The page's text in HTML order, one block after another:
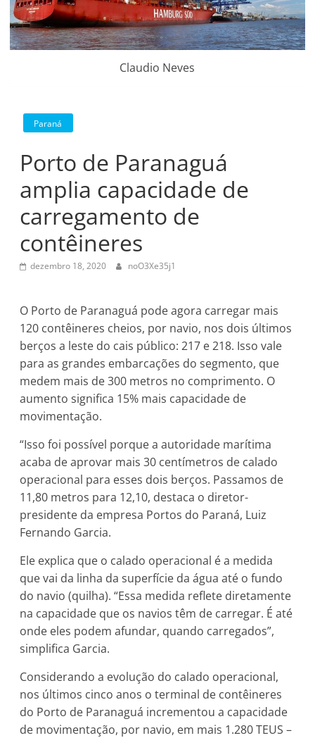
Claudio Neves
Paraná
Porto de Paranaguá
amplia capacidade de
carregamento de
contêineres
dezembro 18, 2020 noO3Xe35j1
O Porto de Paranaguá pode agora carregar mais
120 contêineres cheios, por navio, nos dois últimos
berços a leste do cais público: 217 e 218. Isso vale
para as grandes embarcações do segmento, que
medem mais de 300 metros no comprimento. O
aumento significa 15% mais capacidade de
movimentação.
“Isso foi possível porque a autoridade marítima
acaba de aprovar mais 30 centímetros de calado
operacional para esses dois berços. Passamos de
11,80 metros para 12,10, destaca o diretor-
presidente da empresa Portos do Paraná, Luiz
Fernando Garcia.
Ele explica que o calado operacional é a medida
que vai da linha da superfície da água até o fundo
do navio (quilha). “Essa medida reflete diretamente
na capacidade que os navios têm de carregar. É até
onde eles podem afundar, quando carregados”,
simplifica Garcia.
Considerando a evolução do calado operacional,
nos últimos cinco anos o terminal de contêineres
do Porto de Paranaguá incrementou a capacidade
de movimentação, por navio, em mais 1.280 TEUS –